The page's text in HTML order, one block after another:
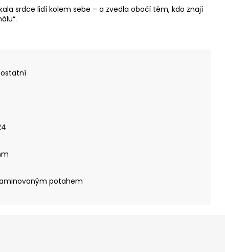
srdce lidí kolem sebe – a zvedla obočí těm, kdo znají
potahem